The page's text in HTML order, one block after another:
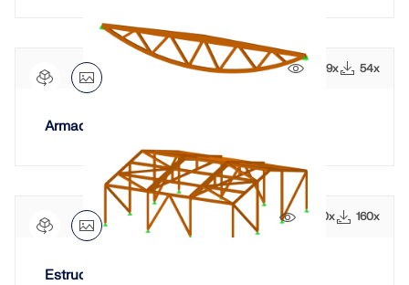
1309x 54x
Armadura de celosía de madera
2040x 160x
Estructura de nave de madera